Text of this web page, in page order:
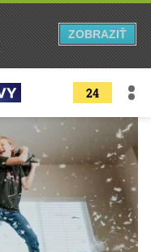
24
ZOBRAZIŤ